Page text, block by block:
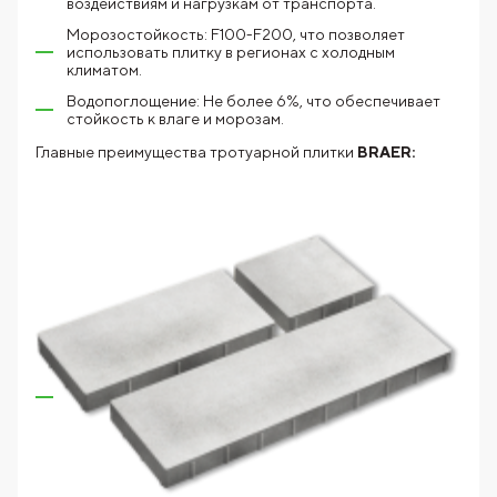
воздействиям и нагрузкам от транспорта.
Морозостойкость: F100-F200, что позволяет
использовать плитку в регионах с холодным
климатом.
Водопоглощение: Не более 6%, что обеспечивает
стойкость к влаге и морозам.
Главные преимущества тротуарной плитки BRAER: